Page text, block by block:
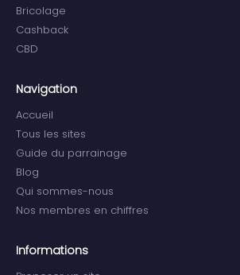
Bricolage
Cashback
CBD
Navigation
Accueil
Tous les sites
Guide du parrainage
Blog
Qui sommes-nous
Nos membres en chiffres
Informations